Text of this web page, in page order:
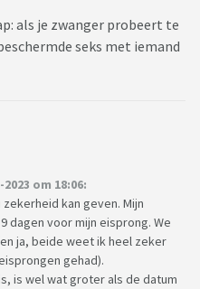
als je zwanger probeert te
seks met iemand
om 18:06:
kan geven. Mijn
dagen voor mijn eisprong. We
ja, beide weet ik heel zeker
gehad).
is wel wat groter als de datum